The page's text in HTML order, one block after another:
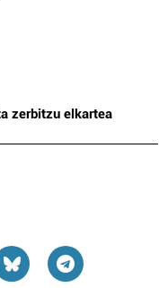
zerbitzu elkartea